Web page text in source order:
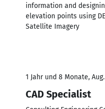
information and
elevation points using
Satellite Imagery
1 Jahr und 8 Monate,
CAD Specialist